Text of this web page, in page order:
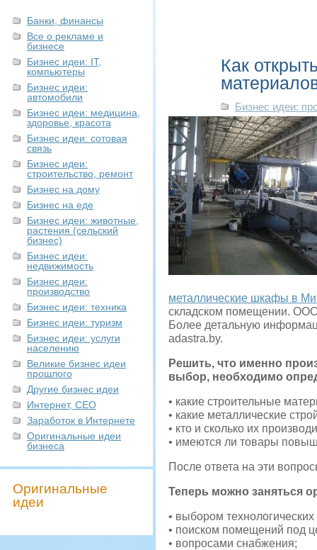
Банки, финансы
Все о рекламе и
бизнесе
Бизнес идеи: IT,
компьютеры
Бизнес идеи:
автомобили
Бизнес идеи: медицина,
здоровье, красота
Бизнес идеи: сотовая
связь
Бизнес идеи:
строительство, ремонт
Бизнес на дому
Бизнес на еде
Бизнес идеи: животные,
растения (сельский
бизнес)
Бизнес идеи:
недвижимость
Бизнес идеи:
производство
Бизнес идеи: техника
Бизнес идеи: туризм
Бизнес идеи: услуги
населению
Великие бизнес идеи
прошлого
Другие бизнес идеи
Интернет, СЕО
Заработок в Интернете
Оригинальные идеи
бизнеса
Оригинальные
идеи
Как
Бизнес идеи:
металлические шкафы в
складском помещении.
Более детальную
adastra.by.
Решить, что именно
выбор, необходимо
• какие строительные
• какие металлические
• кто и сколько их
• имеются ли товары
После ответа на эти
Теперь можно заняться
• выбором
• поиском помещений под
• вопросами снабжения;